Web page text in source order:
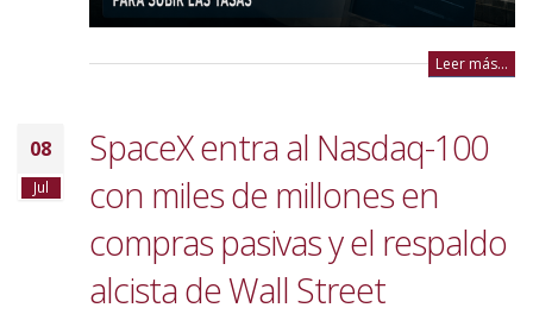
Leer más...
08
Jul
SpaceX entra al Nasdaq-100
con miles de millones en
compras pasivas y el respaldo
alcista de Wall Street